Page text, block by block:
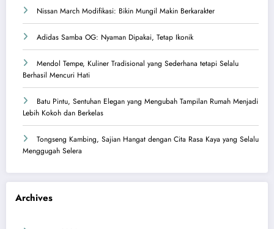
Nissan March Modifikasi: Bikin Mungil Makin Berkarakter
Adidas Samba OG: Nyaman Dipakai, Tetap Ikonik
Mendol Tempe, Kuliner Tradisional yang Sederhana tetapi Selalu
Berhasil Mencuri Hati
Batu Pintu, Sentuhan Elegan yang Mengubah Tampilan Rumah Menjadi
Lebih Kokoh dan Berkelas
Tongseng Kambing, Sajian Hangat dengan Cita Rasa Kaya yang Selalu
Menggugah Selera
Archives